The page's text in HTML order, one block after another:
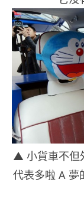
▲ 小貨車不但
代表多啦 A 夢